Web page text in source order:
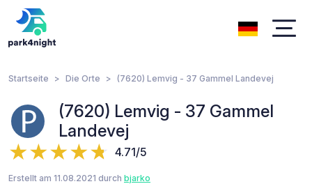
Startseite Die Orte (7620) Lemvig - 37 Gammel Landevej
(7620) Lemvig - 37 Gammel
Landevej
4.71/5
Erstellt am 11.08.2021 durch bjarko